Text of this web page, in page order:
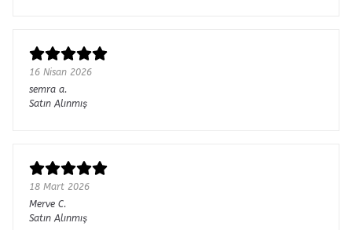
16 Nisan 2026
semra a.
Satın Alınmış
18 Mart 2026
Merve C.
Satın Alınmış